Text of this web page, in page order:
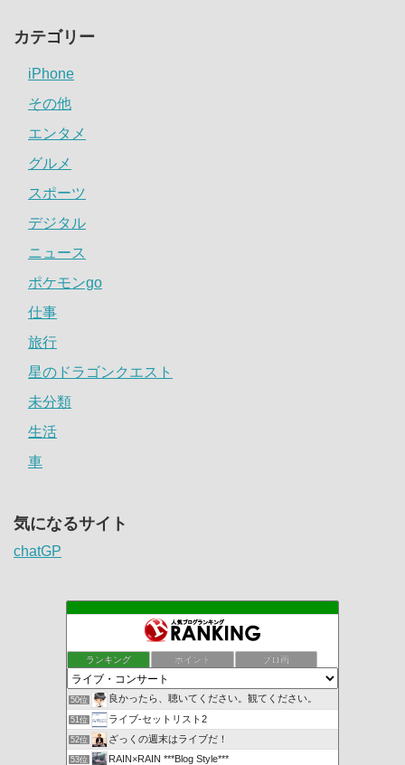
カテゴリー
iPhone
その他
エンタメ
グルメ
スポーツ
デジタル
ニュース
ポケモンgo
仕事
旅行
星のドラゴンクエスト
未分類
生活
車
気になるサイト
chatGP
ランキング ポイント ブロ画
50位 良かったら、聴いてください。観てください。
51位 ライブ-セットリスト2
52位 ざっくの週末はライブだ！
53位 RAIN×RAIN ***Blog Style***